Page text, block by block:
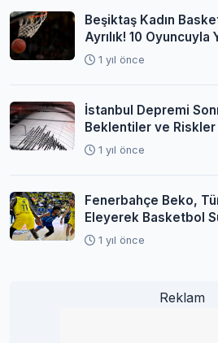
Beşiktaş Kadın
Ayrılık! 10 Oyuncuyla
1 yıl önce
İstanbul Depremi
Beklentiler ve Riskler
1 yıl önce
Fenerbahçe Beko,
Eleyerek Basketbol
Yükseldi
1 yıl önce
Reklam